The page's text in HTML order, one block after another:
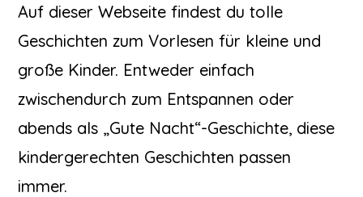
Auf dieser Webseite findest du tolle
Geschichten zum Vorlesen für kleine und
große Kinder. Entweder einfach
zwischendurch zum Entspannen oder
abends als „Gute Nacht“-Geschichte, diese
kindergerechten Geschichten passen
immer.